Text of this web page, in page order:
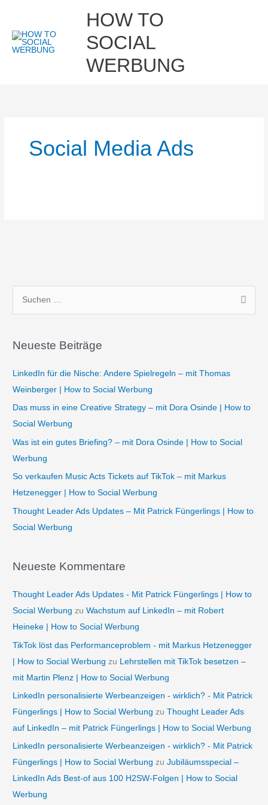
springen
HOW TO
SOCIAL
WERBUNG
Social Media Ads
h
h
:
Neueste Beiträge
LinkedIn für die Nische: Andere Spielregeln – mit Thomas
Weinberger | How to Social Werbung
Das muss in eine Creative Strategy – mit Dora Osinde | How to
Social Werbung
Was ist ein gutes Briefing? – mit Dora Osinde | How to Social
Werbung
So verkaufen Music Acts Tickets auf TikTok – mit Markus
Hetzenegger | How to Social Werbung
Thought Leader Ads Updates – Mit Patrick Füngerlings | How to
Social Werbung
Neueste Kommentare
Thought Leader Ads Updates - Mit Patrick Füngerlings | How to
Social Werbung zuWachstum auf LinkedIn – mit Robert
Heineke | How to Social Werbung
TikTok löst das Performanceproblem - mit Markus Hetzenegger
| How to Social Werbung zu Lehrstellen mit TikTok besetzen –
mit Martin Plenz | How to Social Werbung
LinkedIn personalisierte Werbeanzeigen - wirklich? - Mit Patrick
Füngerlings | How to Social Werbung zuThought Leader Ads
auf LinkedIn – mit Patrick Füngerlings | How to Social Werbung
LinkedIn personalisierte Werbeanzeigen - wirklich? - Mit Patrick
Füngerlings | How to Social Werbung zuJubiläumsspecial –
LinkedIn Ads Best-of aus 100 H2SW-Folgen | How to Social
Werbung